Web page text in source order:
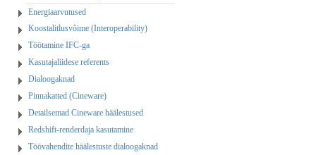
Energiaarvutused
Koostalitlusvõime (Interoperability)
Töötamine IFC-ga
Kasutajaliidese referents
Dialoogaknad
Pinnakatted (Cineware)
Detailsemad Cineware häälestused
Redshift-renderdaja kasutamine
Töövahendite häälestuste dialoogaknad